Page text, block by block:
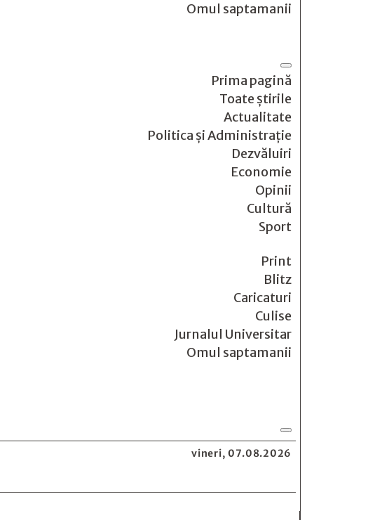
Omul saptamanii
Prima pagină
Toate știrile
Actualitate
Politica și Administrație
Dezvăluiri
Economie
Opinii
Cultură
Sport
Print
Blitz
Caricaturi
Culise
Jurnalul Universitar
Omul saptamanii
vineri, 07.08.2026